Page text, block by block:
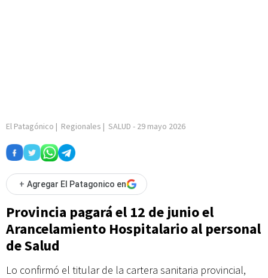
El Patagónico | Regionales | SALUD - 29 mayo 2026
+ Agregar El Patagonico en
Provincia pagará el 12 de junio el
Arancelamiento Hospitalario al personal
de Salud
Lo confirmó el titular de la cartera sanitaria provincial,